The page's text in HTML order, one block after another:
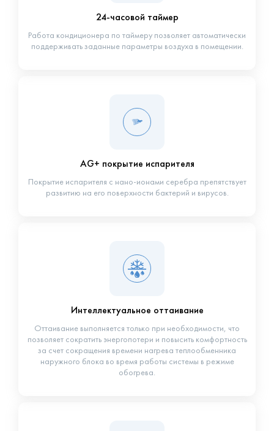
24-часовой таймер
Работа кондиционера по таймеру позволяет автоматически
поддерживать заданные параметры воздуха в помещении.
AG+ покрытие испарителя
Покрытие испарителя с нано-ионами серебра препятствует
развитию на его поверхности бактерий и вирусов.
Интеллектуальное оттаивание
Оттаивание выполняется только при необходимости, что
позволяет сократить энергопотери и повысить комфортность
за счет сокращения времени нагрева теплообменника
наружного блока во время работы системы в режиме
обогрева.